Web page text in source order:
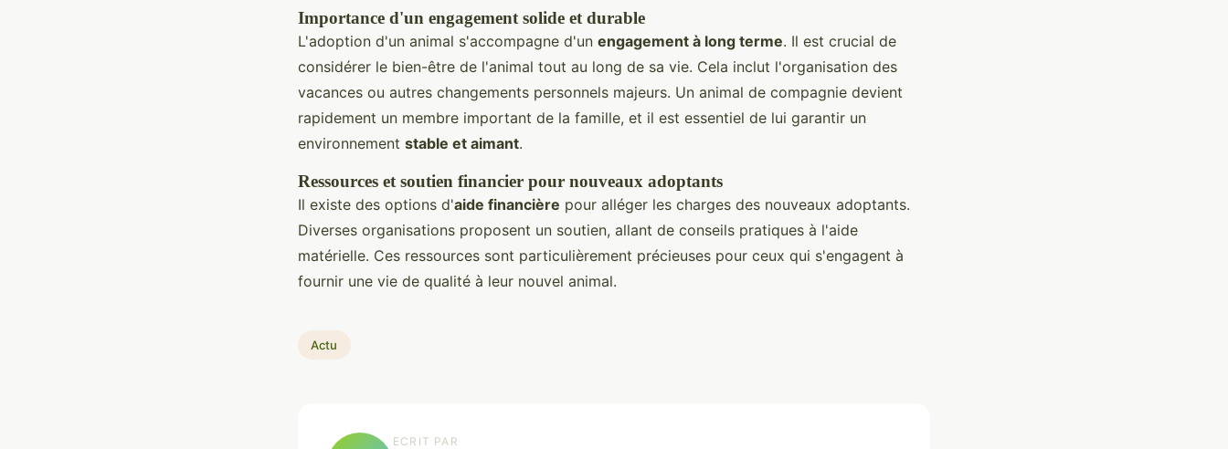
Importance d'un engagement solide et durable
L'adoption d'un animal s'accompagne d'un engagement à long terme. Il est crucial de
considérer le bien-être de l'animal tout au long de sa vie. Cela inclut l'organisation des
vacances ou autres changements personnels majeurs. Un animal de compagnie devient
rapidement un membre important de la famille, et il est essentiel de lui garantir un
environnement stable et aimant.
Ressources et soutien financier pour nouveaux adoptants
Il existe des options d'aide financière pour alléger les charges des nouveaux adoptants.
Diverses organisations proposent un soutien, allant de conseils pratiques à l'aide
matérielle. Ces ressources sont particulièrement précieuses pour ceux qui s'engagent à
fournir une vie de qualité à leur nouvel animal.
Actu
ECRIT PAR